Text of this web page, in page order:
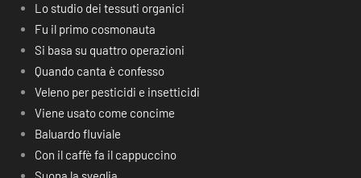
Lo studio dei tessuti organici
Fu il primo cosmonauta
Si basa su quattro operazioni
Quando canta è confesso
Veleno per pesticidi e insetticidi
Viene usato come concime
Baluardo fluviale
Con il caffè fa il cappuccino